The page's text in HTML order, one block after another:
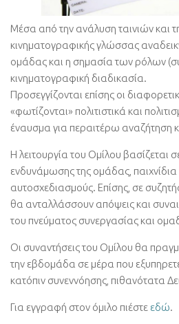
Μέσα από την ανάλυση ταινιών και
κινηματογραφικής γλώσσας
ομάδας και η σημασία των ρόλων
κινηματογραφική διαδικασία.
Προσεγγίζονται επίσης οι
«φωτίζονται» πολιτιστικά και
έναυσμα για περαιτέρω αναζήτηση
Η λειτουργία του Ομίλου βασίζεται
ενδυνάμωσης της ομάδας,
αυτοσχεδιασμούς. Επίσης, σε
θα ανταλλάσσουν απόψεις και
του πνεύματος συνεργασίας και
Οι συναντήσεις του Ομίλου θα
την εβδομάδα σε μέρα που
κατόπιν συνεννόησης, πιθανότατα
Για εγγραφή στον όμιλο πιέστε εδώ.